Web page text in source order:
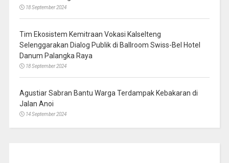
18 September 2024
Tim Ekosistem Kemitraan Vokasi Kalselteng
Selenggarakan Dialog Publik di Ballroom Swiss-Bel Hotel
Danum Palangka Raya
18 September 2024
Agustiar Sabran Bantu Warga Terdampak Kebakaran di
Jalan Anoi
14 September 2024